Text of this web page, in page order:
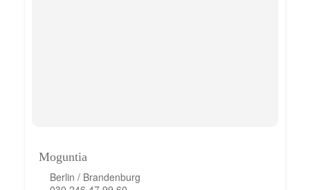
Moguntia
Berlin / Brandenburg